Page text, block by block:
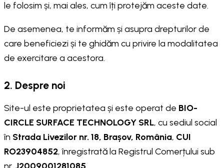
le folosim și, mai ales, cum îți protejăm aceste date.
De asemenea, te informăm și asupra drepturilor de
care beneficiezi și te ghidăm cu privire la modalitatea
de exercitare a acestora.
2. Despre noi
Site-ul este proprietatea și este operat de BIO-
CIRCLE SURFACE TECHNOLOGY SRL, cu sediul social
în Strada Livezilor nr. 18, Brașov, România, CUI
RO23904852, înregistrată la Registrul Comerțului sub